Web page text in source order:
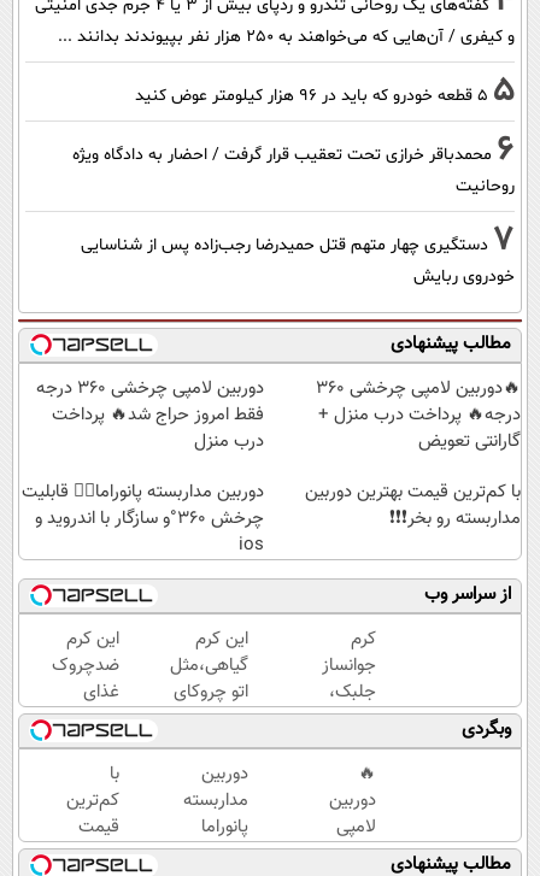
گفته‌های یک روحانی تندرو و ردپای بیش از ۳ یا ۴ جرم جدی امنیتی
و کیفری / آن‌هایی که می‌خواهند به ۲۵۰ هزار نفر بپیوندند بدانند ...
5 ۵ قطعه خودرو که باید در ۹۶ هزار کیلومتر عوض کنید
6 محمدباقر خرازی تحت تعقیب قرار گرفت / احضار به دادگاه ویژه
روحانیت
7 دستگیری چهار متهم قتل حمیدرضا رجب‌زاده پس از شناسایی
خودروی ربایش
مطالب پیشنهادی
🔥دوربین لامپی چرخشی 360
درجه🔥 پرداخت درب منزل +
گارانتی تعویض
دوربین لامپی چرخشی 360 درجه
فقط امروز حراج شد🔥 پرداخت
درب منزل
با کم‌ترین قیمت بهترین دوربین
مداربسته رو بخر❗❗❗
دوربین مداربسته پانوراما👈🏻 قابلیت
چرخش 360°و سازگار با اندروید و
ios
از سراسر وب
کرم
جوانساز
جلبک،
هدیه
طبیعت به
شما(خرید
با تخفیف
ویژه)
این کرم
گیاهی،مثل
اتو چروکای
پوستتوصاف
میکنه!50%تخفیف
این کرم
ضدچروک
غذای
پوستت
رو تامین
میکنه
(خرید با
40%تخفیف)
وبگردی
🔥
دوربین
لامپی
چرخشی
دوربین
مداربسته
پانوراما
👈🏻
با
کم‌ترین
قیمت
بهترین
مطالب پیشنهادی